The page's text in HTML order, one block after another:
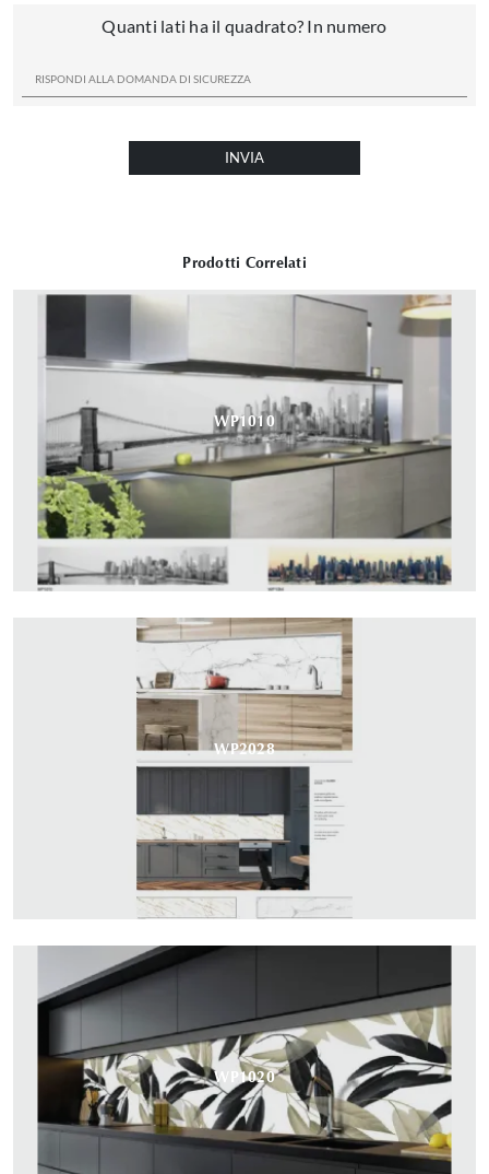
Prodotti Correlati
WP1010
WP2028
WP1020
Quanti lati ha il quadrato? In numero
INVIA